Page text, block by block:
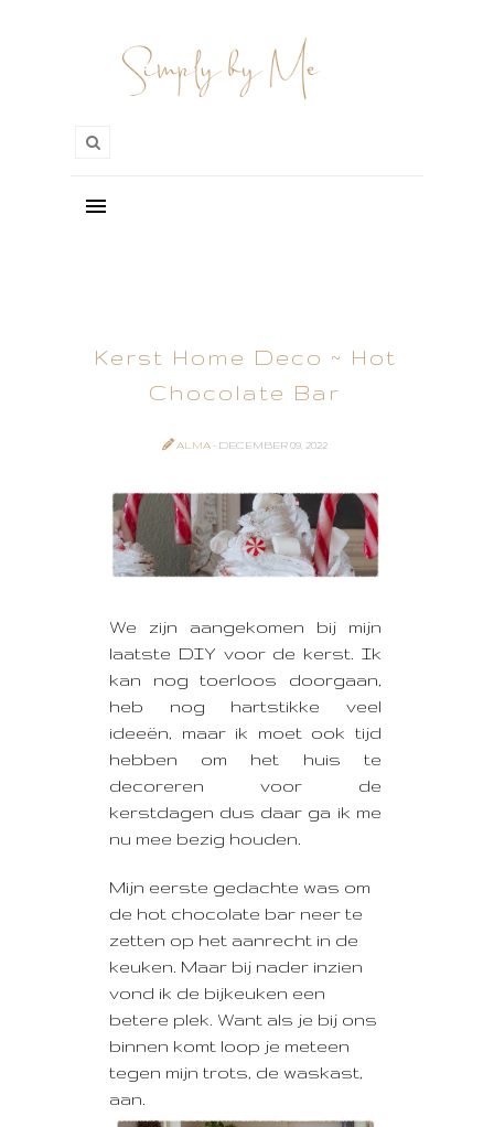
Kerst Home Deco ~ Hot
Chocolate Bar
ALMA - DECEMBER 09, 2022
We zijn aangekomen bij mijn
laatste DIY voor de kerst. Ik
kan nog toerloos doorgaan,
heb nog hartstikke veel
ideeën, maar ik moet ook tijd
hebben om het huis te
decoreren voor de
kerstdagen dus daar ga ik me
nu mee bezig houden.
Mijn eerste gedachte was om
de hot chocolate bar neer te
zetten op het aanrecht in de
keuken. Maar bij nader inzien
vond ik de bijkeuken een
betere plek. Want als je bij ons
binnen komt loop je meteen
tegen mijn trots, de waskast,
aan.